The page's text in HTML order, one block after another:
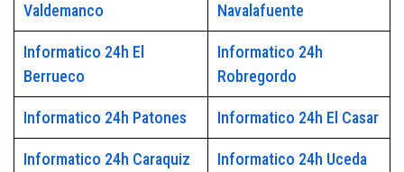
Valdemanco
Navalafuente
Informatico 24h El
Berrueco
Informatico 24h
Robregordo
Informatico 24h Patones Informatico 24h El Casar
Informatico 24h Caraquiz Informatico 24h Uceda